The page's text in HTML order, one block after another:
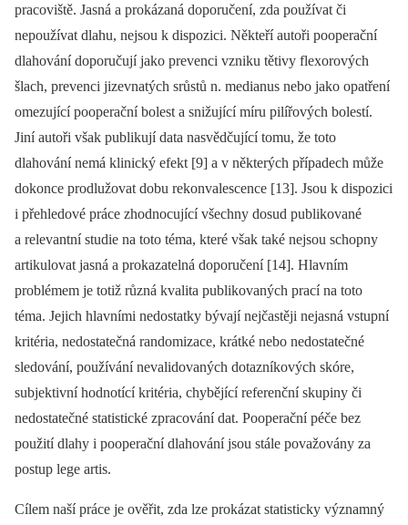
pracoviště. Jasná a prokázaná doporučení, zda používat či
nepoužívat dlahu, nejsou k dispozici. Někteří autoři pooperační
dlahování doporučují jako prevenci vzniku tětivy flexorových
šlach, prevenci jizevnatých srůstů n. medianus nebo jako opatření
omezující pooperační bolest a snižující míru pilířových bolestí.
Jiní autoři však publikují data nasvědčující tomu, že toto
dlahování nemá klinický efekt [9] a v některých případech může
dokonce prodlužovat dobu rekonvalescence [13]. Jsou k dispozici
i přehledové práce zhodnocující všechny dosud publikované
a relevantní studie na toto téma, které však také nejsou schopny
artikulovat jasná a prokazatelná doporučení [14]. Hlavním
problémem je totiž různá kvalita publikovaných prací na toto
téma. Jejich hlavními nedostatky bývají nejčastěji nejasná vstupní
kritéria, nedostatečná randomizace, krátké nebo nedostatečné
sledování, používání nevalidovaných dotazníkových skóre,
subjektivní hodnotící kritéria, chybějící referenční skupiny či
nedostatečné statistické zpracování dat. Pooperační péče bez
použití dlahy i pooperační dlahování jsou stále považovány za
postup lege artis.
Cílem naší práce je ověřit, zda lze prokázat statisticky významný